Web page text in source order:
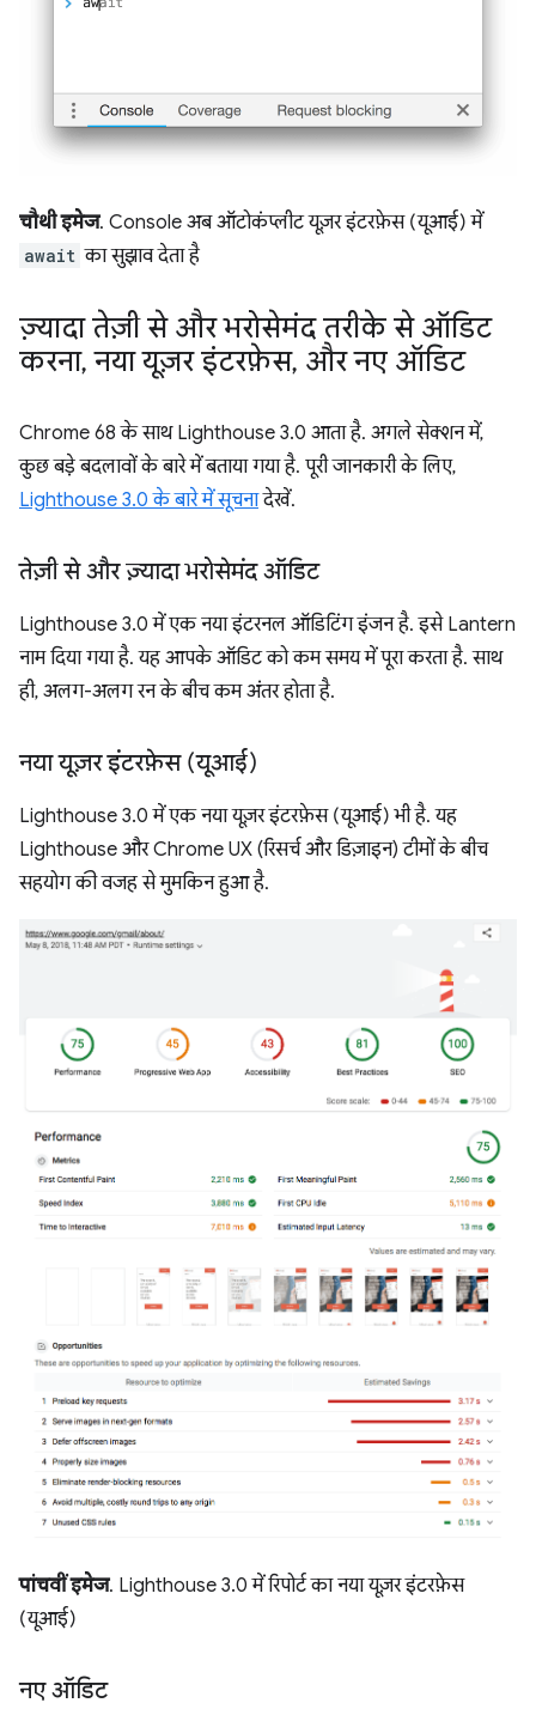
चौथी इमेज. Console अब ऑटोकंप्लीट यूज़र इंटरफ़ेस (यूआई) में
await का सुझाव देता है
ज़्यादा तेज़ी से और भरोसेमंद तरीके से ऑडिट
करना, नया यूज़र इंटरफ़ेस, और नए ऑडिट
Chrome 68 के साथ Lighthouse 3.0 आता है. अगले सेक्शन में,
कुछ बड़े बदलावों के बारे में बताया गया है. पूरी जानकारी के लिए,
Lighthouse 3.0 के बारे में सूचनादेखें.
तेज़ी से और ज़्यादा भरोसेमंद ऑडिट
Lighthouse 3.0 में एक नया इंटरनल ऑडिटिंग इंजन है. इसे Lantern
नाम दिया गया है. यह आपके ऑडिट को कम समय में पूरा करता है. साथ
ही, अलग-अलग रन के बीच कम अंतर होता है.
नया यूज़र इंटरफ़ेस (यूआई)
Lighthouse 3.0 में एक नया यूज़र इंटरफ़ेस (यूआई) भी है. यह
Lighthouse और Chrome UX (रिसर्च और डिज़ाइन) टीमों के बीच
सहयोग की वजह से मुमकिन हुआ है.
पांचवीं इमेज. Lighthouse 3.0 में रिपोर्ट का नया यूज़र इंटरफ़ेस
(यूआई)
नए ऑडिट